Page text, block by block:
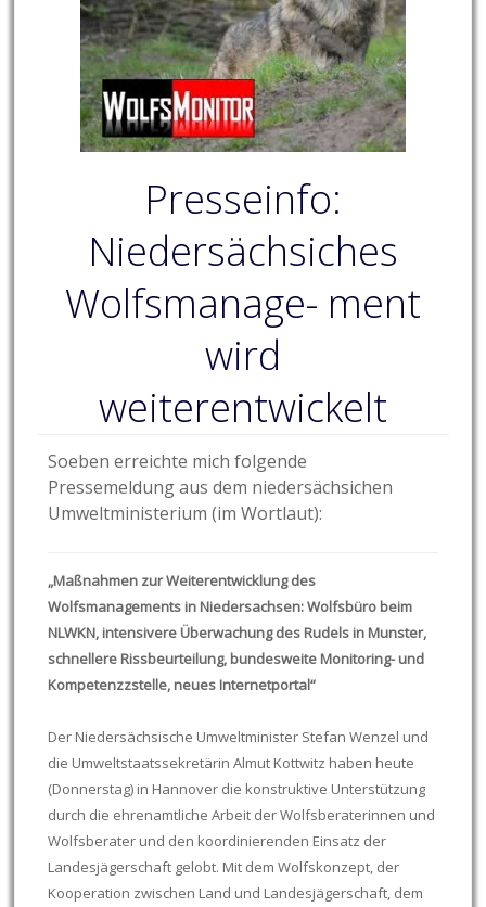
Presseinfo:
Niedersächsiches
Wolfsmanage- ment
wird
weiterentwickelt
Soeben erreichte mich folgende
Pressemeldung aus dem niedersächsichen
Umweltministerium (im Wortlaut):
„Maßnahmen zur Weiterentwicklung des
Wolfsmanagements in Niedersachsen: Wolfsbüro beim
NLWKN, intensivere Überwachung des Rudels in Munster,
schnellere Rissbeurteilung, bundesweite Monitoring- und
Kompetenzzstelle, neues Internetportal“
Der Niedersächsische Umweltminister Stefan Wenzel und
die Umweltstaatssekretärin Almut Kottwitz haben heute
(Donnerstag) in Hannover die konstruktive Unterstützung
durch die ehrenamtliche Arbeit der Wolfsberaterinnen und
Wolfsberater und den koordinierenden Einsatz der
Landesjägerschaft gelobt. Mit dem Wolfskonzept, der
Kooperation zwischen Land und Landesjägerschaft, dem